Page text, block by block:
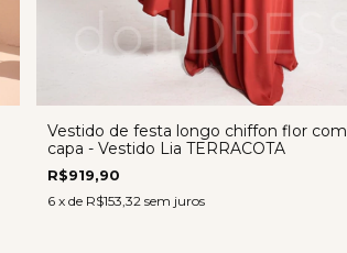
Vestido de festa longo chiffon flor com
capa - Vestido Lia TERRACOTA
R$919,90
6 x de R$153,32 sem juros